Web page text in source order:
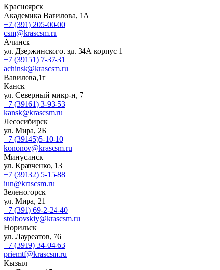
Красноярск
Академика Вавилова, 1А
+7 (391) 205-00-00
csm@krascsm.ru
Ачинск
ул. Дзержинского, зд. 34А корпус 1
+7 (39151) 7-37-31
achinsk@krascsm.ru
Вавилова,1г
Канск
ул. Северный микр-н, 7
+7 (39161) 3-93-53
kansk@krascsm.ru
Лесосибирск
ул. Мира, 2Б
+7 (39145)5-10-10
kononov@krascsm.ru
Минусинск
ул. Кравченко, 13
+7 (39132) 5-15-88
iun@krascsm.ru
Зеленогорск
ул. Мира, 21
+7 (391) 69-2-24-40
stolbovskiy@krascsm.ru
Норильск
ул. Лауреатов, 76
+7 (3919) 34-04-63
priemtf@krascsm.ru
Кызыл